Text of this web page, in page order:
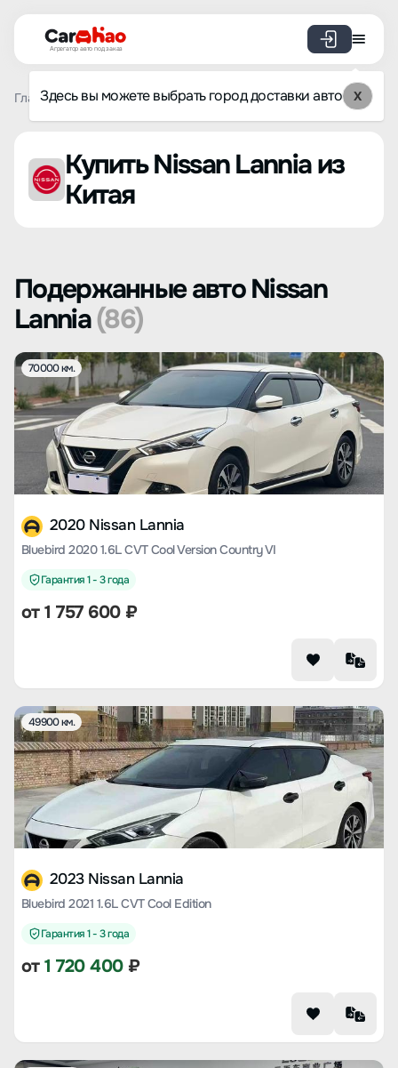
Агрегатор авто под заказ
Здесь вы можете выбрать город доставки авто X
Главная Список брендов Nissan Lannia
Купить Nissan Lannia из
Китая
Подержанные авто Nissan
Lannia(86)
70000 км.
2020 Nissan Lannia
Bluebird 2020 1.6L CVT Cool Version Country VI
Гарантия 1 - 3 года
от1 757 600₽
49900 км.
2023 Nissan Lannia
Bluebird 2021 1.6L CVT Cool Edition
Гарантия 1 - 3 года
от1 720 400₽